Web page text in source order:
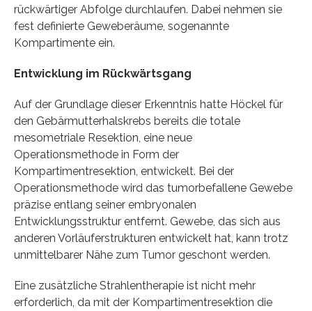
rückwärtiger Abfolge durchlaufen. Dabei nehmen sie
fest definierte Geweberäume, sogenannte
Kompartimente ein.
Entwicklung im Rückwärtsgang
Auf der Grundlage dieser Erkenntnis hatte Höckel für
den Gebärmutterhalskrebs bereits die totale
mesometriale Resektion, eine neue
Operationsmethode in Form der
Kompartimentresektion, entwickelt. Bei der
Operationsmethode wird das tumorbefallene Gewebe
präzise entlang seiner embryonalen
Entwicklungsstruktur entfernt. Gewebe, das sich aus
anderen Vorläuferstrukturen entwickelt hat, kann trotz
unmittelbarer Nähe zum Tumor geschont werden.
Eine zusätzliche Strahlentherapie ist nicht mehr
erforderlich, da mit der Kompartimentresektion die